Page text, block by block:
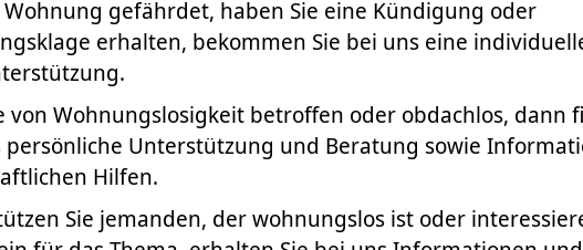
gefährdet, haben Sie eine Kündigung oder
erhalten, bekommen Sie bei uns eine
von Wohnungslosigkeit betroffen oder obdachlos, dann
persönliche Unterstützung und Beratung sowie
Hilfen.
Sie jemanden, der wohnungslos ist oder